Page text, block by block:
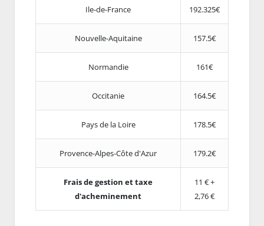
Ile-de-France 192.325€
Nouvelle-Aquitaine 157.5€
Normandie 161€
Occitanie 164.5€
Pays de la Loire 178.5€
Provence-Alpes-Côte d'Azur 179.2€
Frais de gestion et taxe
d'acheminement
11 € +
2,76 €